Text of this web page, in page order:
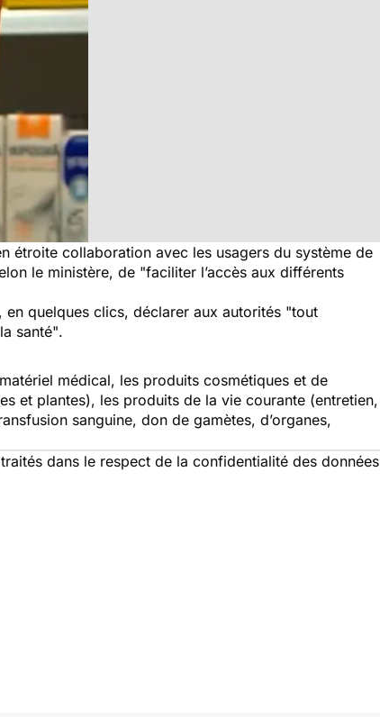
étroite collaboration avec les usagers du système de
le ministère, de "faciliter l’accès aux différents
quelques clics, déclarer aux autorités "tout
santé".
médical, les produits cosmétiques et de
et plantes), les produits de la vie courante (entretien,
sanguine, don de gamètes, d’organes,
dans le respect de la confidentialité des données